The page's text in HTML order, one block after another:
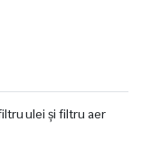
ulei și filtru aer